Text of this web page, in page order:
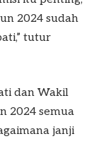
2024 sudah
tutur
dan Wakil
2024 semua
janji